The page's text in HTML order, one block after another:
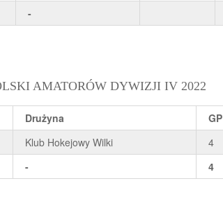
-
AMATORÓW DYWIZJI IV 2022
Drużyna GP
Klub Hokejowy Wilki 4
- 4